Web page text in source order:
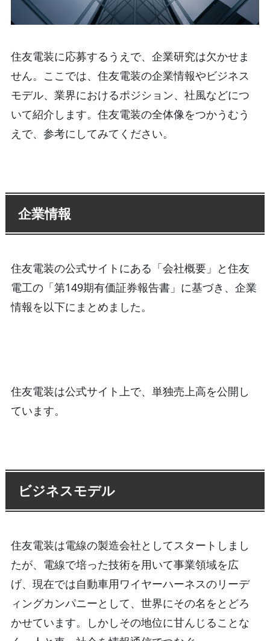
住友電装に応募するうえで、企業研究は欠かせま
せん。ここでは、住友電装の企業情報やビジネス
モデル、業界におけるポジション、社風などにつ
いて紹介します。住友電装の全体像をつかうむう
えで、参考にしてみてください。
企業情報
住友電装の公式サイトにある「会社概要」と住友
電工の「第149期有価証券報告書」に基づき、企業
情報を以下にまとめました。
住友電装は公式サイト上で、単独売上高を公開し
ています。
ビジネスモデル
住友電装は電線の製造会社としてスタートしまし
たが、電線で培った技術を用いて事業領域を広
げ、現在では自動車用ワイヤーハーネスのリーデ
ィングカンパニーとして、世界にその名をとどろ
かせています。しかしその地位に甘んじることな